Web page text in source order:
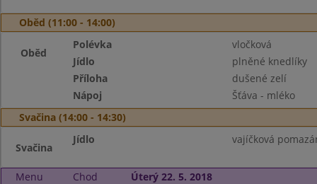
Oběd (11:00 - 14:00)
Oběd
Polévka
vločková
Jídlo
plněné knedlíky
Příloha
dušené zelí
Nápoj
Šťáva - mléko
Svačina (14:00 - 14:30)
Svačina
Jídlo vajíčková
Menu Chod
Úterý 22. 5. 2018